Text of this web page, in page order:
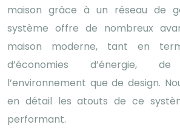
maison grâce à un réseau de
système offre de nombreux
maison moderne, tant en
d’économies d’énergie,
l’environnement que de design.
en détail les atouts de ce
performant.